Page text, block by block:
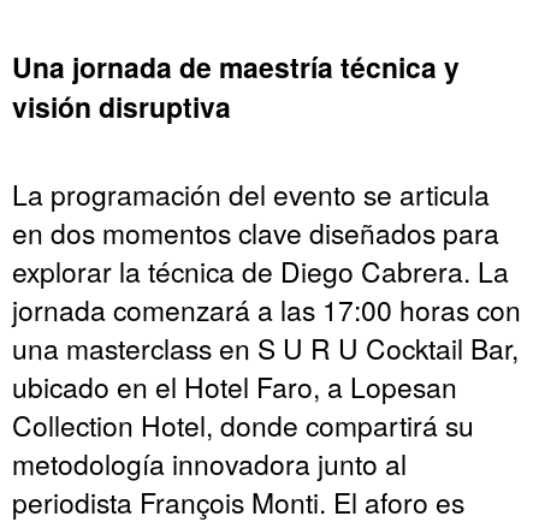
Una jornada de maestría técnica y
visión disruptiva
La programación del evento se articula
en dos momentos clave diseñados para
explorar la técnica de Diego Cabrera. La
jornada comenzará a las 17:00 horas con
una masterclass en S U R U Cocktail Bar,
ubicado en el Hotel Faro, a Lopesan
Collection Hotel, donde compartirá su
metodología innovadora junto al
periodista François Monti. El aforo es